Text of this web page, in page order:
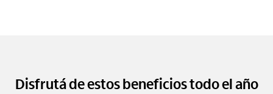
Disfrutá de estos beneficios todo el año